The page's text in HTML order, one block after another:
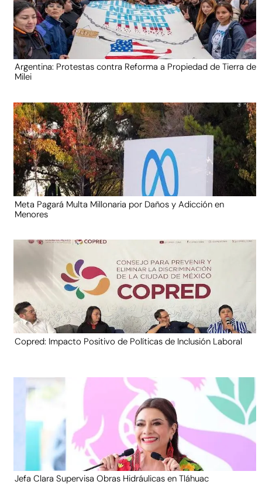
Argentina: Protestas contra Reforma a Propiedad de Tierra de
Milei
Meta Pagará Multa Millonaria por Daños y Adicción en
Menores
Copred: Impacto Positivo de Políticas de Inclusión Laboral
Jefa Clara Supervisa Obras Hidráulicas en Tláhuac